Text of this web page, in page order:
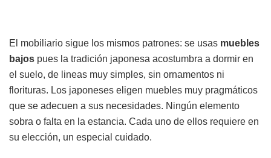
El mobiliario sigue los mismos patrones: se usas muebles
bajos pues la tradición japonesa acostumbra a dormir en
el suelo, de lineas muy simples, sin ornamentos ni
florituras. Los japoneses eligen muebles muy pragmáticos
que se adecuen a sus necesidades. Ningún elemento
sobra o falta en la estancia. Cada uno de ellos requiere en
su elección, un especial cuidado.